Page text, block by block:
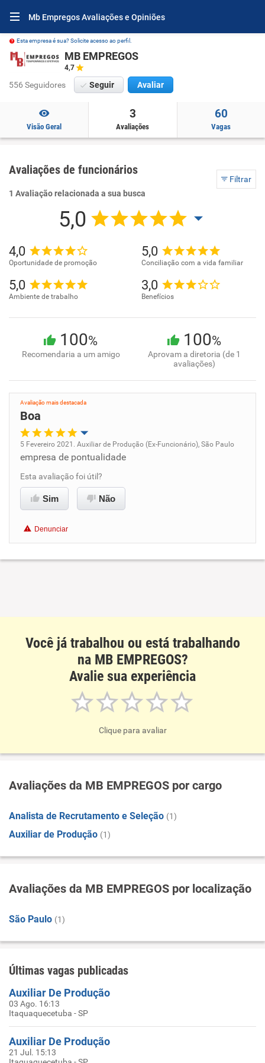
Mb Empregos Avaliações e Opiniões
Esta empresa é sua? Solicite acesso ao perfil.
MB EMPREGOS
4,7
556 Seguidores Seguir Avaliar
Visão Geral
3
Avaliações
60
Vagas
Avaliações de funcionários
Filtrar
1 Avaliação relacionada a sua busca
5,0
4,0
Oportunidade de promoção
5,0
Conciliação com a vida familiar
5,0
Ambiente de trabalho
3,0
Benefícios
100%
Recomendaria a um amigo
100%
Aprovam a diretoria (de 1
avaliações)
Avaliação mais destacada
Boa
Oportunidade de promoção
Ambiente de trabalho
Benefícios
5 Fevereiro 2021. Auxiliar de Produção (Ex-Funcionário), São Paulo
empresa de pontualidade
Esta avaliação foi útil?
Sim Não
Denunciar
Você já trabalhou ou está trabalhando
na MB EMPREGOS?
Avalie sua experiência
Clique para avaliar
Avaliações da MB EMPREGOS por cargo
Analista de Recrutamento e Seleção (1)
Auxiliar de Produção (1)
Avaliações da MB EMPREGOS por localização
São Paulo (1)
Últimas vagas publicadas
Auxiliar De Produção
03 Ago. 16:13
Itaquaquecetuba - SP
Auxiliar De Produção
21 Jul. 15:13